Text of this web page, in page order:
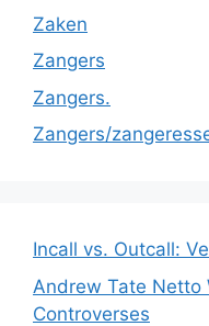
Zaken
Zangers
Zangers.
Zangers/
Incall vs. Outcall:
Andrew Tate Netto
Controverses